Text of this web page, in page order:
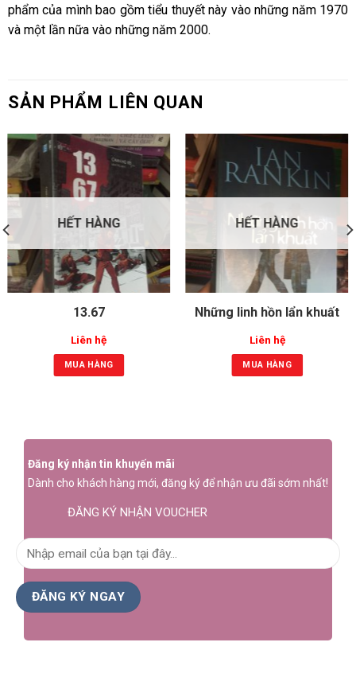
phẩm của mình bao gồm tiểu thuyết này vào những năm 1970
và một lần nữa vào những năm 2000.
SẢN PHẨM LIÊN QUAN
HẾT HÀNG
13.67
Liên hệ
MUA HÀNG
HẾT HÀNG
Những linh hồn lẩn khuất
Liên hệ
MUA HÀNG
Đăng ký nhận tin khuyến mãi
Dành cho khách hàng mới, đăng ký để nhận ưu đãi sớm nhất!
ĐĂNG KÝ NHẬN VOUCHER